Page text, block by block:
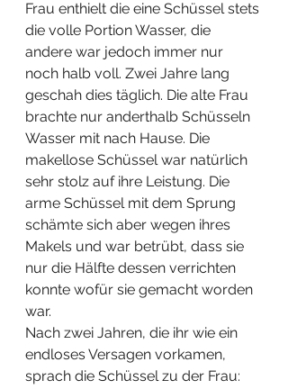
Frau enthielt die eine Schüssel stets
die volle Portion Wasser, die
andere war jedoch immer nur
noch halb voll. Zwei Jahre lang
geschah dies täglich. Die alte Frau
brachte nur anderthalb Schüsseln
Wasser mit nach Hause. Die
makellose Schüssel war natürlich
sehr stolz auf ihre Leistung. Die
arme Schüssel mit dem Sprung
schämte sich aber wegen ihres
Makels und war betrübt, dass sie
nur die Hälfte dessen verrichten
konnte wofür sie gemacht worden
war.
Nach zwei Jahren, die ihr wie ein
endloses Versagen vorkamen,
sprach die Schüssel zu der Frau: